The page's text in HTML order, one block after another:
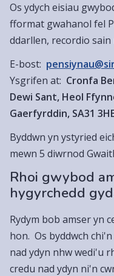
Os ydych eisiau
fformat gwahanol fel
ddarllen, recordio sain
E-bost:
Ysgrifen at: Cronfa
Dewi Sant, Heol
Gaerfyrddin, SA31
Byddwn yn ystyried
mewn 5 diwrnod
Rhoi gwybod
hygyrchedd
Rydym bob amser yn
hon. Os byddwch
nad ydyn nhw wedi'u
credu nad ydyn ni'n